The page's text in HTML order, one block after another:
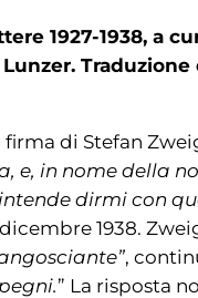
1927-1938, a
firma di Stefan
e, in nome della
dirmi con
dicembre 1938.
,
” La risposta